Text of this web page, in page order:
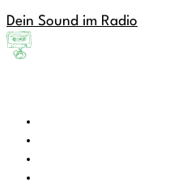
Dein Sound im Radio